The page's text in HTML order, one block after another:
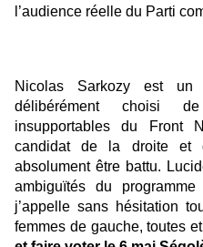
l’audience réelle du Parti
Nicolas Sarkozy est
délibérément choisi
insupportables du Front
candidat de la droite et
absolument être battu.
ambiguïtés du
j’appelle sans hésitation
femmes de gauche, toutes